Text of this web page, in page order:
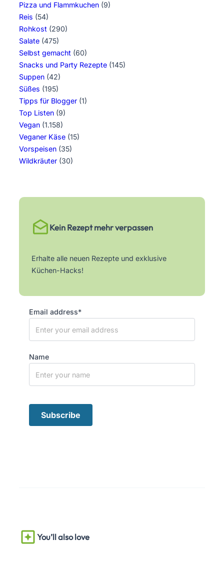
Pizza und Flammkuchen (9)
Reis (54)
Rohkost (290)
Salate (475)
Selbst gemacht (60)
Snacks und Party Rezepte (145)
Suppen (42)
Süßes (195)
Tipps für Blogger (1)
Top Listen (9)
Vegan (1.158)
Veganer Käse (15)
Vorspeisen (35)
Wildkräuter (30)
Kein Rezept mehr verpassen
Erhalte alle neuen Rezepte und exklusive
Küchen-Hacks!
Email address*
Name
You’ll also love